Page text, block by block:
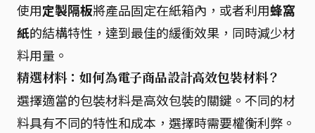
使用定製隔板將產品固定在紙箱內，或者利用蜂窩
紙的結構特性，達到最佳的緩衝效果，同時減少材
料用量。
精選材料：如何為電子商品設計高效包裝材料？
選擇適當的包裝材料是高效包裝的關鍵。不同的材
料具有不同的特性和成本，選擇時需要權衡利弊。